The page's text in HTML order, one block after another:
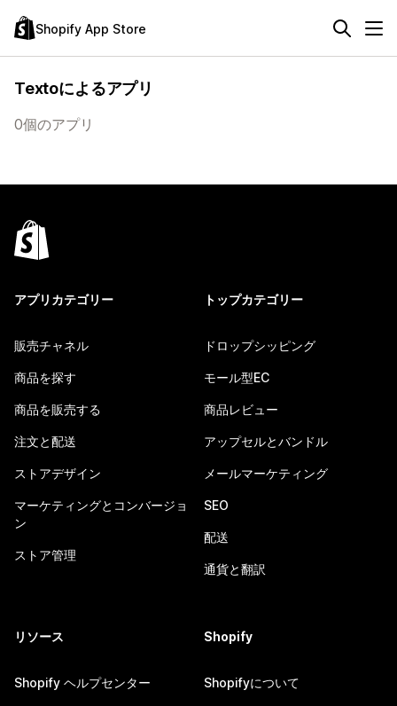
Shopify App Store
Textoによるアプリ
0個のアプリ
アプリカテゴリー
販売チャネル
商品を探す
商品を販売する
注文と配送
ストアデザイン
マーケティングとコンバージョ
ン
ストア管理
トップカテゴリー
ドロップシッピング
モール型EC
商品レビュー
アップセルとバンドル
メールマーケティング
SEO
配送
通貨と翻訳
リソース
Shopify ヘルプセンター
Shopify
Shopifyについて